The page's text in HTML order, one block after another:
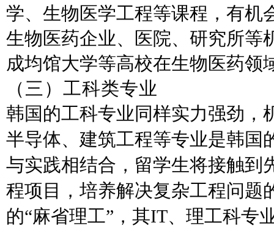
学、生物医学工程等课程，有机
生物医药企业、医院、研究所等
成均馆大学等高校在生物医药领
（ 三 ） 工科类专业
韩国的工科专业同样实力强劲，
半导体、建筑工程等专业是韩国
与实践相结合，留学生将接触到
程项目，培养解决复杂工程问题
的“麻省理工”，其IT、理工科专